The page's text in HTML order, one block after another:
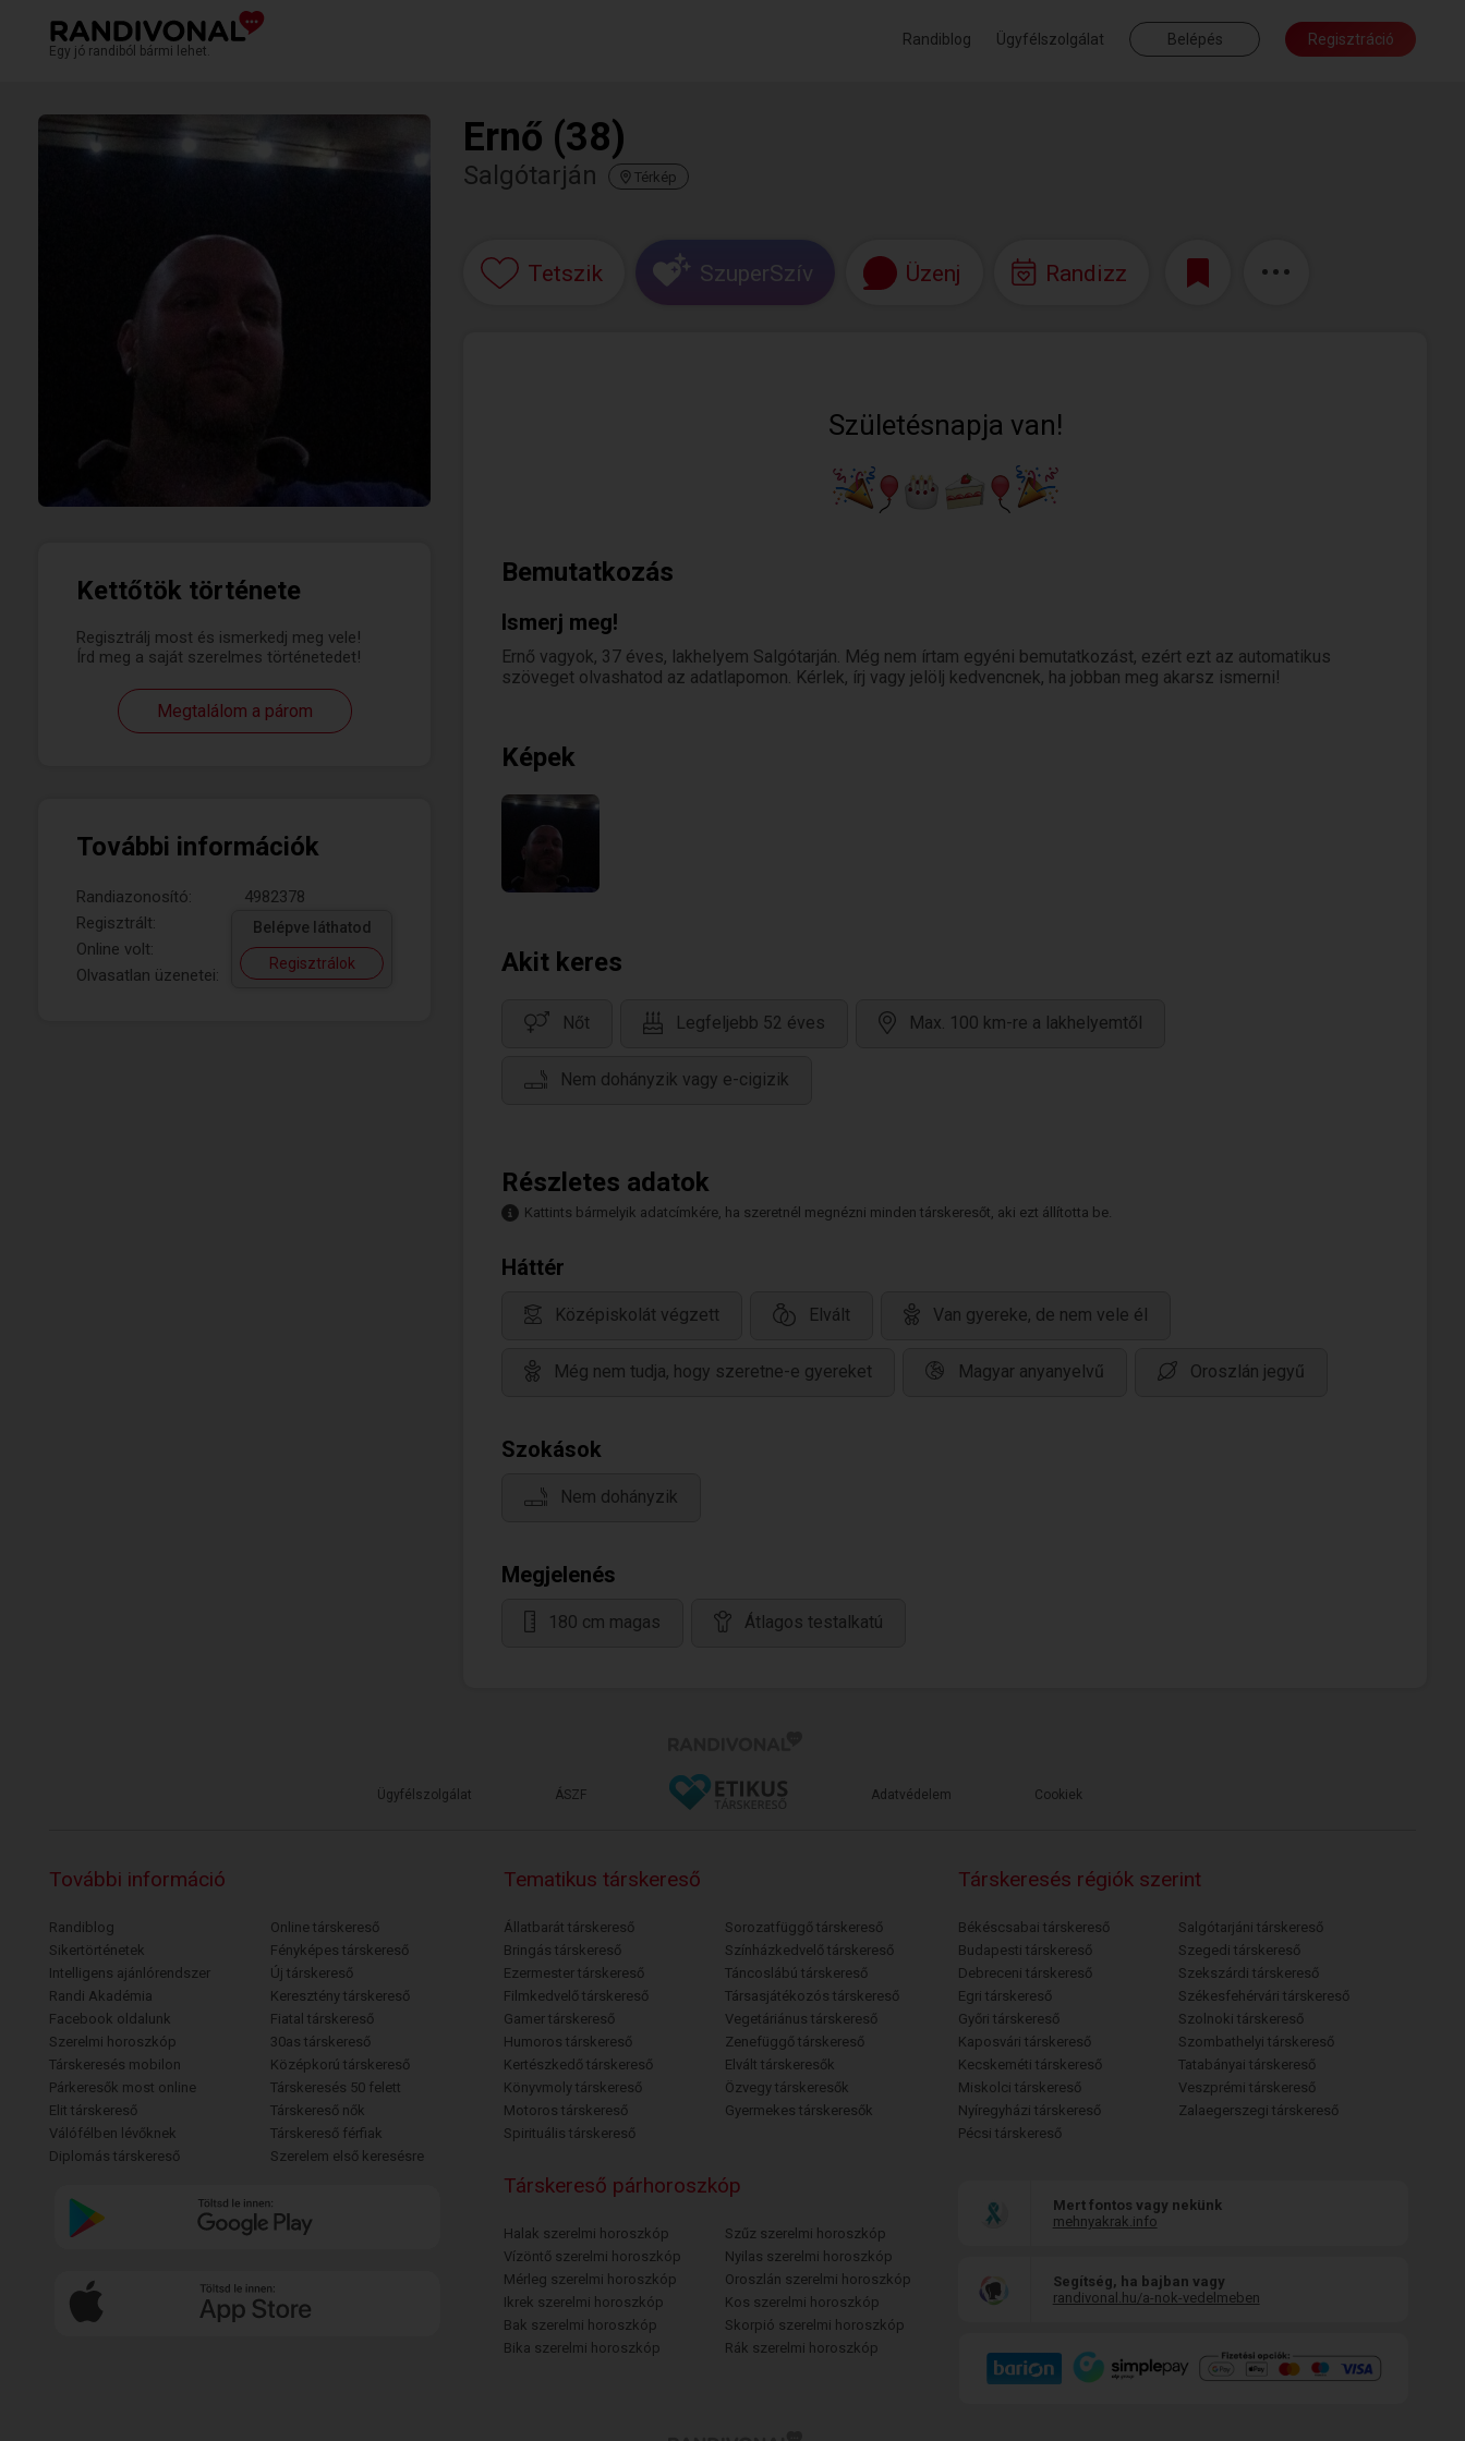
Egy jó randiból bármi lehet.
Randiblog Ügyfélszolgálat Belépés Regisztráció
Kettőtök története
Regisztrálj most és ismerkedj meg vele!
Írd meg a saját szerelmes történetedet!
Megtalálom a párom
További információk
Randiazonosító:
4982378
Regisztrált:
Online volt:
Olvasatlan üzenetei:
Belépve láthatod
Regisztrálok
Ernő (38)
Salgótarján Térkép
Tetszik SzuperSzív Üzenj Randizz
Születésnapja van!
Bemutatkozás
Ismerj meg!
Ernő vagyok, 37 éves, lakhelyem Salgótarján. Még nem írtam egyéni bemutatkozást, ezért ezt az automatikus
szöveget olvashatod az adatlapomon. Kérlek, írj vagy jelölj kedvencnek, ha jobban meg akarsz ismerni!
Képek
Akit keres
Nőt Legfeljebb 52 éves Max. 100 km-re a lakhelyemtől
Nem dohányzik vagy e-cigizik
Részletes adatok
Kattints bármelyik adatcímkére, ha szeretnél megnézni minden társkeresőt, aki ezt állította be.
Háttér
Középiskolát végzett Elvált Van gyereke, de nem vele él
Még nem tudja, hogy szeretne-e gyereket Magyar anyanyelvű Oroszlán jegyű
Szokások
Nem dohányzik
Megjelenés
180 cm magas Átlagos testalkatú
Ügyfélszolgálat ÁSZF Adatvédelem Cookiek
További információ
Randiblog
Sikertörténetek
Intelligens ajánlórendszer
Randi Akadémia
Facebook oldalunk
Szerelmi horoszkóp
Társkeresés mobilon
Párkeresők most online
Elit társkereső
Válófélben lévőknek
Diplomás társkereső
Online társkereső
Fényképes társkereső
Új társkereső
Keresztény társkereső
Fiatal társkereső
30as társkereső
Középkorú társkereső
Társkeresés 50 felett
Társkereső nők
Társkereső férfiak
Szerelem első keresésre
Tematikus társkereső
Állatbarát társkereső
Bringás társkereső
Ezermester társkereső
Filmkedvelő társkereső
Gamer társkereső
Humoros társkereső
Kertészkedő társkereső
Könyvmoly társkereső
Motoros társkereső
Spirituális társkereső
Sorozatfüggő társkereső
Színházkedvelő társkereső
Táncoslábú társkereső
Társasjátékozós társkereső
Vegetáriánus társkereső
Zenefüggő társkereső
Elvált társkeresők
Özvegy társkeresők
Gyermekes társkeresők
Társkeresés régiók szerint
Békéscsabai társkereső
Budapesti társkereső
Debreceni társkereső
Egri társkereső
Győri társkereső
Kaposvári társkereső
Kecskeméti társkereső
Miskolci társkereső
Nyíregyházi társkereső
Pécsi társkereső
Salgótarjáni társkereső
Szegedi társkereső
Szekszárdi társkereső
Székesfehérvári társkereső
Szolnoki társkereső
Szombathelyi társkereső
Tatabányai társkereső
Veszprémi társkereső
Zalaegerszegi társkereső
Társkereső párhoroszkóp
Halak szerelmi horoszkóp
Vízöntő szerelmi horoszkóp
Mérleg szerelmi horoszkóp
Ikrek szerelmi horoszkóp
Bak szerelmi horoszkóp
Bika szerelmi horoszkóp
Szűz szerelmi horoszkóp
Nyilas szerelmi horoszkóp
Oroszlán szerelmi horoszkóp
Kos szerelmi horoszkóp
Skorpió szerelmi horoszkóp
Rák szerelmi horoszkóp
Mert fontos vagy nekünk
mehnyakrak.info
Segítség, ha bajban vagy
randivonal.hu/a-nok-vedelmeben